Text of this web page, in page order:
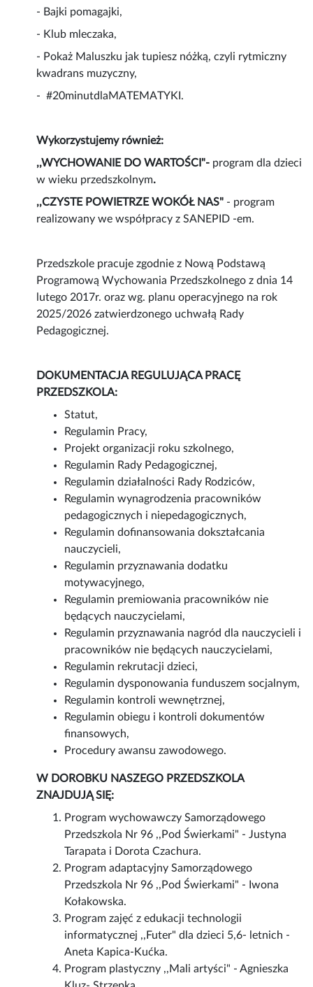
- Bajki pomagajki,
- Klub mleczaka,
- Pokaż Maluszku jak tupiesz nóżką, czyli rytmiczny
kwadrans muzyczny,
- #20minutdlaMATEMATYKI.
Wykorzystujemy również:
,,WYCHOWANIE DO WARTOŚCI"- program dla dzieci
w wieku przedszkolnym.
,,CZYSTE POWIETRZE WOKÓŁ NAS" - program
realizowany we współpracy z SANEPID -em.
Przedszkole pracuje zgodnie z Nową Podstawą
Programową Wychowania Przedszkolnego z dnia 14
lutego 2017r. oraz wg. planu operacyjnego na rok
2025/2026 zatwierdzonego uchwałą Rady
Pedagogicznej.
DOKUMENTACJA REGULUJĄCA PRACĘ
PRZEDSZKOLA:
Statut,
Regulamin Pracy,
Projekt organizacji roku szkolnego,
Regulamin Rady Pedagogicznej,
Regulamin działalności Rady Rodziców,
Regulamin wynagrodzenia pracowników
pedagogicznych i niepedagogicznych,
Regulamin dofinansowania dokształcania
nauczycieli,
Regulamin przyznawania dodatku
motywacyjnego,
Regulamin premiowania pracowników nie
będących nauczycielami,
Regulamin przyznawania nagród dla nauczycieli i
pracowników nie będących nauczycielami,
Regulamin rekrutacji dzieci,
Regulamin dysponowania funduszem socjalnym,
Regulamin kontroli wewnętrznej,
Regulamin obiegu i kontroli dokumentów
finansowych,
Procedury awansu zawodowego.
W DOROBKU NASZEGO PRZEDSZKOLA
ZNAJDUJĄ SIĘ:
Program wychowawczy Samorządowego
Przedszkola Nr 96 ,,Pod Świerkami" - Justyna
Tarapata i Dorota Czachura.
Program adaptacyjny Samorządowego
Przedszkola Nr 96 ,,Pod Świerkami" - Iwona
Kołakowska.
Program zajęć z edukacji technologii
informatycznej ,,Futer" dla dzieci 5,6- letnich -
Aneta Kapica-Kućka.
Program plastyczny ,,Mali artyści" - Agnieszka